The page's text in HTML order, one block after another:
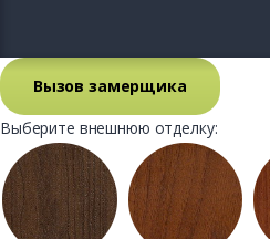
Вызов замерщика
Выберите внешнюю отделку: